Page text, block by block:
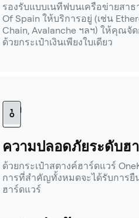
รองรับแบบเนทีฟบนเครือข่ายสา
Of Spain ให้บริการอยู่ (เช่น
Chain, Avalanche ฯลฯ) ให้คุณจั
ด้วยกระเป๋าเงินเพียงใบเดียว
ความปลอดภัยระดับฮ
ด้วยกระเป๋าสตางค์ฮาร์ดแวร์
การที่สำคัญทั้งหมดจะได้รับการ
ฮาร์ดแวร์